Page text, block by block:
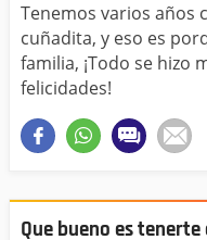
Tenemos varios años
cuñadita, y eso es
familia, ¡Todo se hizo
felicidades!
Que bueno es